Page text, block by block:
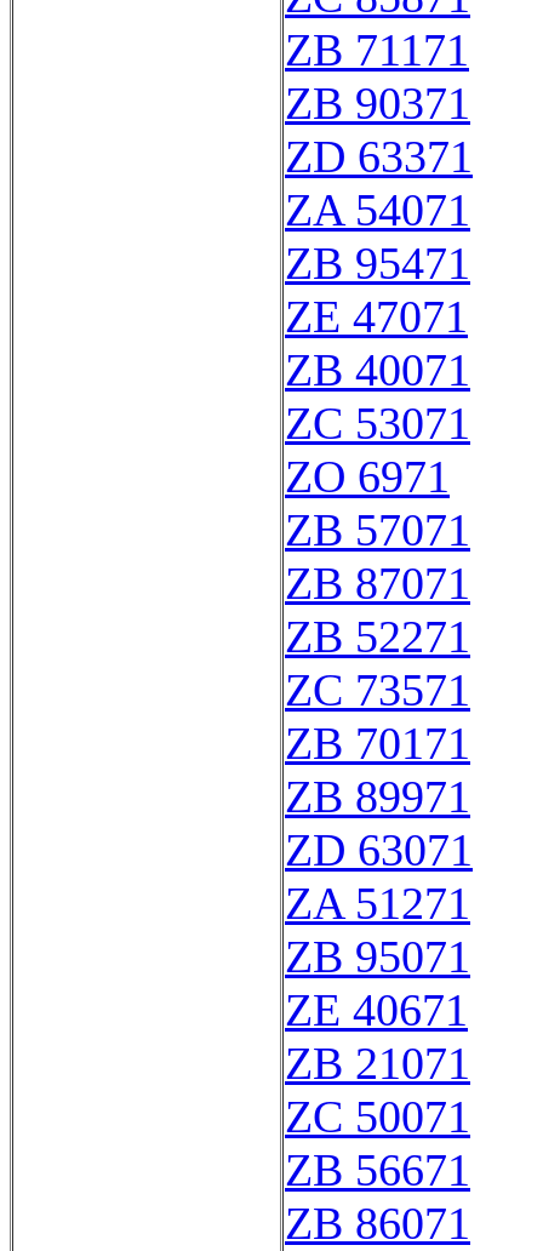
ZB 71171
ZB 90371
ZD 63371
ZA 54071
ZB 95471
ZE 47071
ZB 40071
ZC 53071
ZO 6971
ZB 57071
ZB 87071
ZB 52271
ZC 73571
ZB 70171
ZB 89971
ZD 63071
ZA 51271
ZB 95071
ZE 40671
ZB 21071
ZC 50071
ZB 56671
ZB 86071